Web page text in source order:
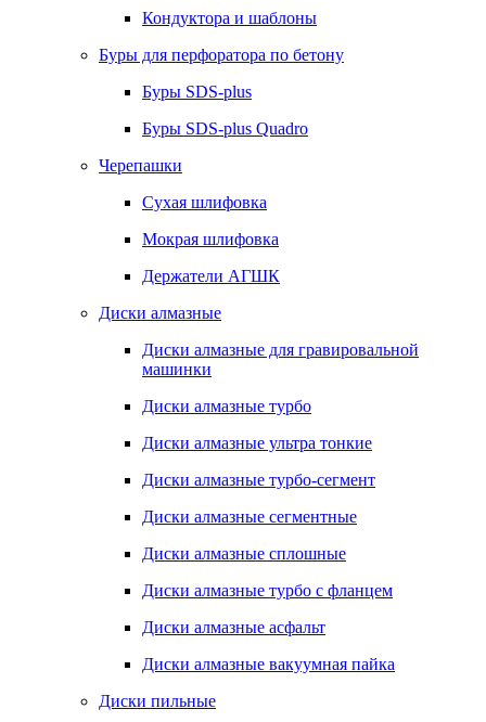
Кондуктора и шаблоны
Буры для перфоратора по бетону
Буры SDS-plus
Буры SDS-plus Quadro
Черепашки
Сухая шлифовка
Мокрая шлифовка
Держатели АГШК
Диски алмазные
Диски алмазные для гравировальной
машинки
Диски алмазные турбо
Диски алмазные ультра тонкие
Диски алмазные турбо-сегмент
Диски алмазные сегментные
Диски алмазные сплошные
Диски алмазные турбо с фланцем
Диски алмазные асфальт
Диски алмазные вакуумная пайка
Диски пильные